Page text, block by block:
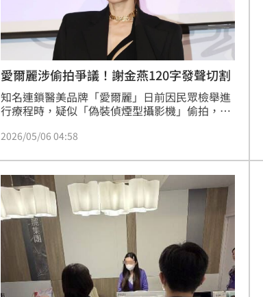
愛爾麗涉偷拍爭議！謝金燕120字發聲切割
知名連鎖醫美品牌「愛爾麗」日前因民眾檢舉進
行療程時，疑似「偽裝偵煙型攝影機」偷拍，引
的謝金燕，稍早謝金燕發聲了。
2026/05/06 04:58